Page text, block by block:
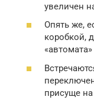
увеличен
Опять же,
коробкой,
присуще